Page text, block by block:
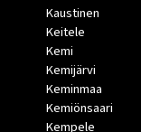
Kaustinen
Keitele
Kemi
Kemijärvi
Keminmaa
Kemiönsaari
Kempele